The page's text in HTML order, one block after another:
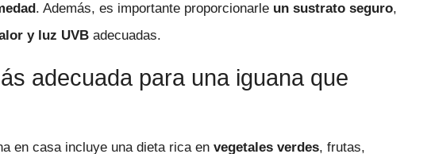
. Además, es importante proporcionarle un sustrato seguro,
y luz UVB adecuadas.
adecuada para una iguana que
en casa incluye una dieta rica envegetales verdes, frutas,